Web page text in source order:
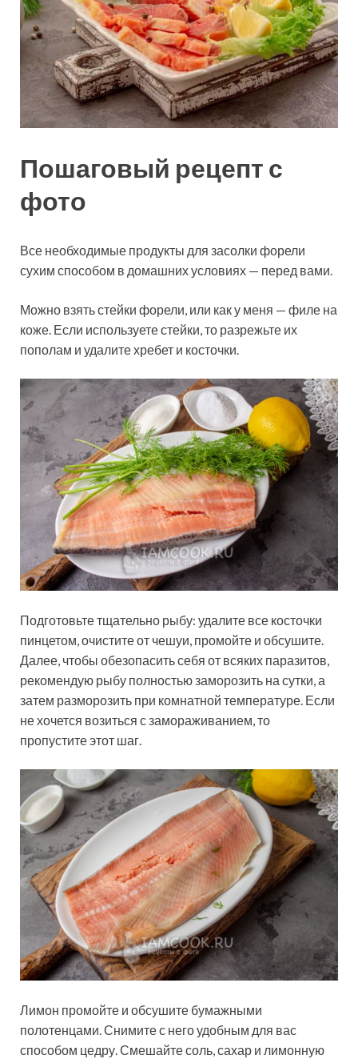
Пошаговый рецепт с
фото
Все необходимые продукты для засолки форели
сухим способом в домашних условиях — перед вами.
Можно взять стейки форели, или как у меня — филе на
коже. Если используете стейки, то разрежьте их
пополам и удалите хребет и косточки.
Подготовьте тщательно рыбу: удалите все косточки
пинцетом, очистите от чешуи, промойте и обсушите.
Далее, чтобы обезопасить себя от всяких паразитов,
рекомендую рыбу полностью заморозить на сутки, а
затем разморозить при комнатной температуре. Если
не хочется возиться с замораживанием, то
пропустите этот шаг.
Лимон промойте и обсушите бумажными
полотенцами. Снимите с него удобным для вас
способом цедру. Смешайте соль, сахар и лимонную